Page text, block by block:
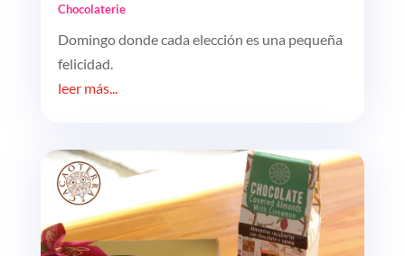
Chocolaterie
Domingo donde cada elección es una pequeña
felicidad.
leer más...